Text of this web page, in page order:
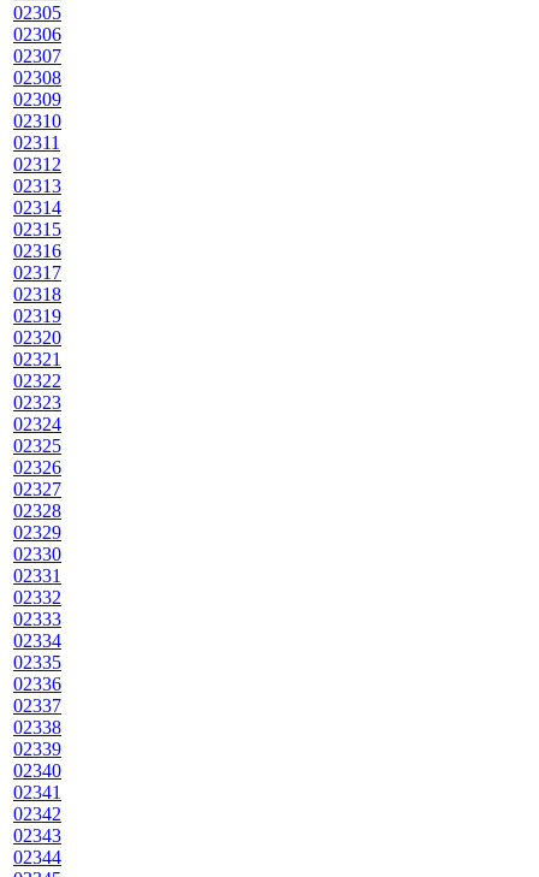
02305
02306
02307
02308
02309
02310
02311
02312
02313
02314
02315
02316
02317
02318
02319
02320
02321
02322
02323
02324
02325
02326
02327
02328
02329
02330
02331
02332
02333
02334
02335
02336
02337
02338
02339
02340
02341
02342
02343
02344